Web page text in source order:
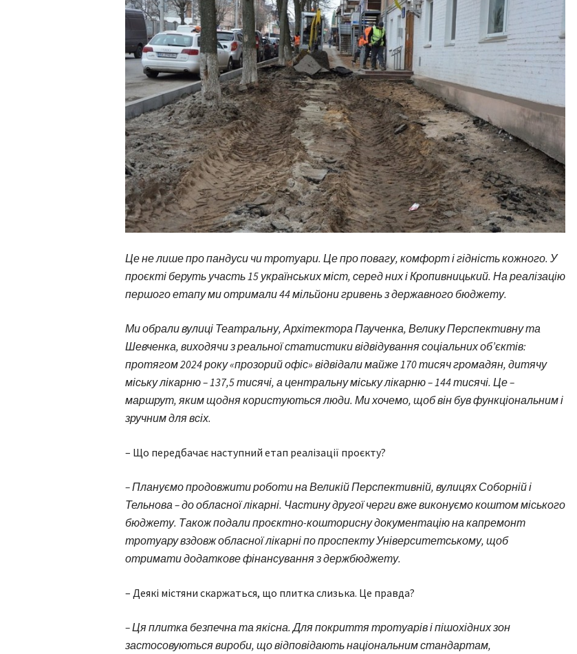
Це не лише про пандуси чи тротуари. Це про повагу, комфорт і гідність кожного. У
проєкті беруть участь 15 українських міст, серед них і Кропивницький. На реалізацію
першого етапу ми отримали 44 мільйони гривень з державного бюджету.
Ми обрали вулиці Театральну, Архітектора Паученка, Велику Перспективну та
Шевченка, виходячи з реальної статистики відвідування соціальних об’єктів:
протягом 2024 року «прозорий офіс» відвідали майже 170 тисяч громадян, дитячу
міську лікарню – 137,5 тисячі, а центральну міську лікарню – 144 тисячі. Це –
маршрут, яким щодня користуються люди. Ми хочемо, щоб він був функціональним і
зручним для всіх.
– Що передбачає наступний етап реалізації проєкту?
– Плануємо продовжити роботи на Великій Перспективній, вулицях Соборній і
Тельнова – до обласної лікарні. Частину другої черги вже виконуємо коштом міського
бюджету. Також подали проєктно-кошторисну документацію на капремонт
тротуару вздовж обласної лікарні по проспекту Університетському, щоб
отримати додаткове фінансування з держбюджету.
– Деякі містяни скаржаться, що плитка слизька. Це правда?
– Ця плитка безпечна та якісна. Для покриття тротуарів і пішохідних зон
застосовуються вироби, що відповідають національним стандартам,